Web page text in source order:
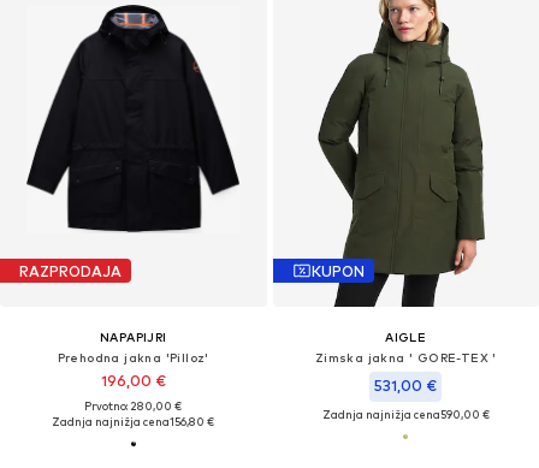
RAZPRODAJA
NAPAPIJRI
Prehodna jakna 'Pilloz'
196,00 €
Prvotno: 280,00 €
Zadnja najnižja cena156,80 €
KUPON
AIGLE
Zimska jakna ' GORE-TEX '
531,00 €
Zadnja najnižja cena590,00 €